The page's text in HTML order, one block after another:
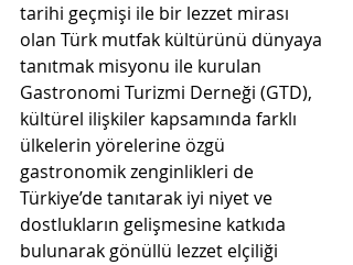
tarihi geçmişi ile bir lezzet mirası
olan Türk mutfak kültürünü dünyaya
tanıtmak misyonu ile kurulan
Gastronomi Turizmi Derneği (GTD),
kültürel ilişkiler kapsamında farklı
ülkelerin yörelerine özgü
gastronomik zenginlikleri de
Türkiye’de tanıtarak iyi niyet ve
dostlukların gelişmesine katkıda
bulunarak gönüllü lezzet elçiliği